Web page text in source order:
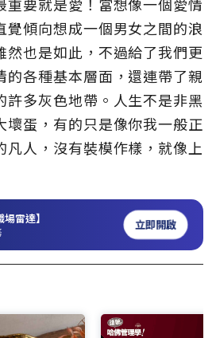
覺傾向想成一個男女之間的浪
然也是如此，不過給了我們更
的各種基本層面，還連帶了親
許多灰色地帶。人生不是非黑
壞蛋，有的只是像你我一般正
凡人，沒有裝模作樣，就像上
雷達】 立即開啟